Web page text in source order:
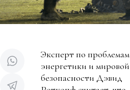
Эксперт по проблемам
энергетики и мировой
безопасности Дэвид